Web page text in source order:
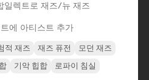
일렉트로 재즈/뉴 재즈
에 아티스트 추가
적 재즈 재즈 퓨전
모던 재즈
기악 힙합 로파이 침실